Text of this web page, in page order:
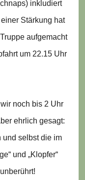
inkludiert
Stärkung hat
aufgemacht
um 22.15 Uhr
noch bis 2 Uhr
ehrlich gesagt:
und selbst die im
und „Klopfer“